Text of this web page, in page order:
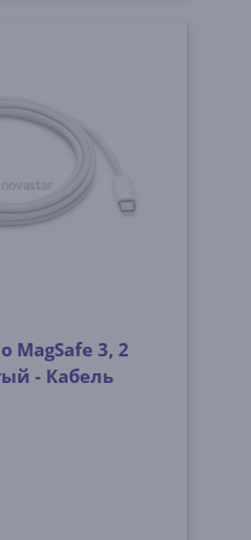
MagSafe 3, 2
- Кабель